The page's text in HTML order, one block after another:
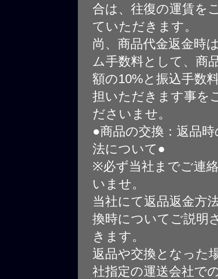
合は、往復の運賃を
ていただきます。
尚、商品代金返金時
ム手数料として、商
額の10%と振込手数
担いただきます事を
ださいませ。
●商品の交換：返品
法について●
※必ず当社までご連
いませ。
当社にて返品返金方
換時についてご説明
きます。
返品や交換となった
社指定の運送会社で